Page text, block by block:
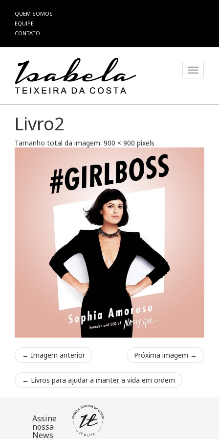
Pular
para
o
QUEM SOMOS
EQUIPE
CONTATO
Livro2
Tamanho total da imagem: 900 × 900 pixels
← Imagem anterior Próxima imagem →
← Livros para ajudar a manter a vida em ordem
Assine
nossa
News